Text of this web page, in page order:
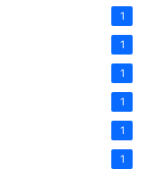
1
1
1
1
1
1